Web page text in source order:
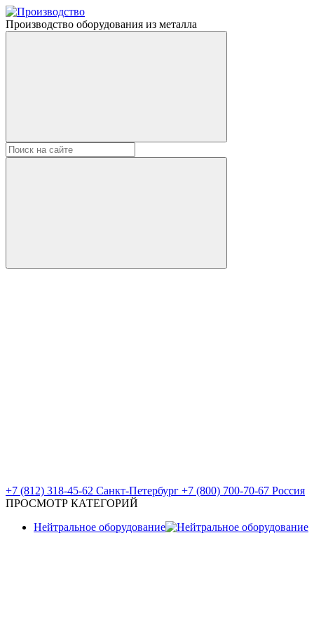
Производство оборудования из металла
+7 (812) 318-45-62 Санкт-Петербург +7 (800) 700-70-67 Россия
ПРОСМОТР КАТЕГОРИЙ
Нейтральное оборудование